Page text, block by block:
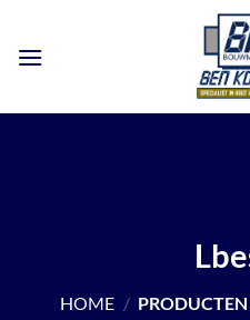
inhoud
HOME / PRODUCTEN